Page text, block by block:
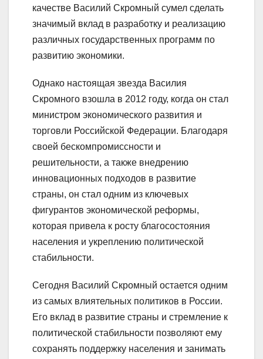
качестве Василий Скромный сумел сделать
значимый вклад в разработку и реализацию
различных государственных программ по
развитию экономики.
Однако настоящая звезда Василия
Скромного взошла в 2012 году, когда он стал
министром экономического развития и
торговли Российской Федерации. Благодаря
своей бескомпромиссности и
решительности, а также внедрению
инновационных подходов в развитие
страны, он стал одним из ключевых
фигурантов экономической реформы,
которая привела к росту благосостояния
населения и укреплению политической
стабильности.
Сегодня Василий Скромный остается одним
из самых влиятельных политиков в России.
Его вклад в развитие страны и стремление к
политической стабильности позволяют ему
сохранять поддержку населения и занимать